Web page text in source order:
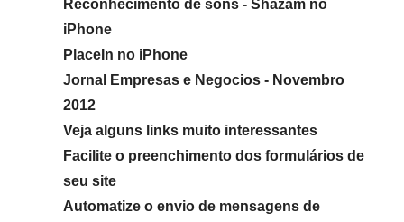
Reconhecimento de sons - Shazam no
iPhone
PlaceIn no iPhone
Jornal Empresas e Negocios - Novembro
2012
Veja alguns links muito interessantes
Facilite o preenchimento dos formulários de
seu site
Automatize o envio de mensagens de